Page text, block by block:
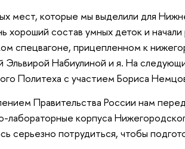
мест, которые мы выделили для
хороший состав умных деток и
спецвагоне, прицепленном к
Эльвирой Набиулиной и я. На
Политеха с участием Бориса
Правительства России нам
корпуса
серьезно потрудиться, чтобы